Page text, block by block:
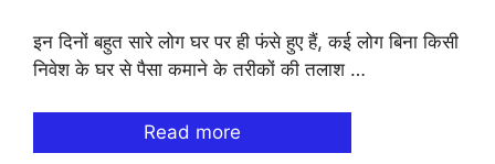
इन दिनों बहुत सारे लोग घर पर ही फंसे हुए हैं, कई लोग बिना किसी
निवेश के घर से पैसा कमाने के तरीकों की तलाश …
Read more